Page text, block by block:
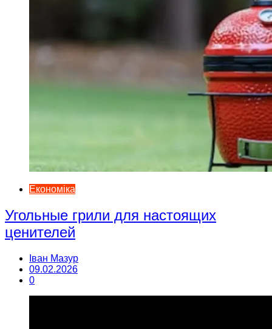
Економіка
Угольные грили для настоящих
ценителей
Іван Мазур
09.02.2026
0